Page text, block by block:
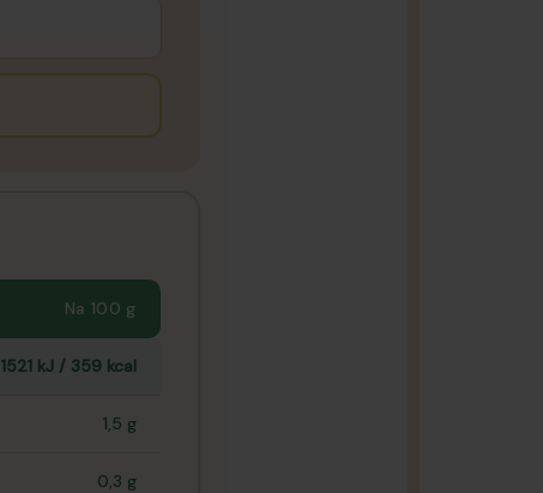
Na 100 g
1521 kJ / 359 kcal
1,5 g
0,3 g